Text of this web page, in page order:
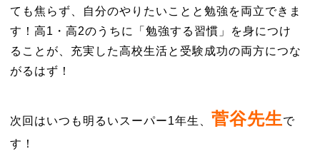
ても焦らず、自分のやりたいことと勉強を両立できま
す！高1・高2のうちに「勉強する習慣」を身につけ
ることが、充実した高校生活と受験成功の両方につな
がるはず！
次回はいつも明るいスーパー1年生、 菅谷先生で
す！